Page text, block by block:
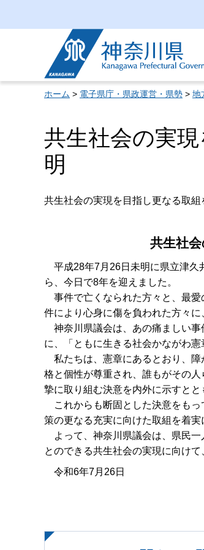
神奈川県
ホーム > 電子県庁・県政運営・県勢 > 地
共生社会の実
明
共生社会の実現を目指し更なる取組
共生社
平成28年7月26日未明に県立津久
ら、今日で8年を迎えました。
事件で亡くなられた方々と、最愛
件により心身に傷を負われた方々に
神奈川県議会は、あの痛ましい事
に、「ともに生きる社会かながわ憲
私たちは、憲章にあるとおり、障
格と個性が尊重され、誰もがその
摯に取り組む決意を内外に示すとと
これからも断固とした決意をもっ
策の更なる充実に向けた取組を着実
よって、神奈川県議会は、県民一
とのできる共生社会の実現に向け
令和6年7月26日